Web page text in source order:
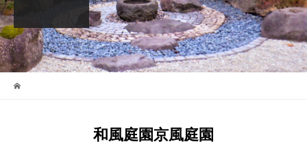
和風庭園京風庭園